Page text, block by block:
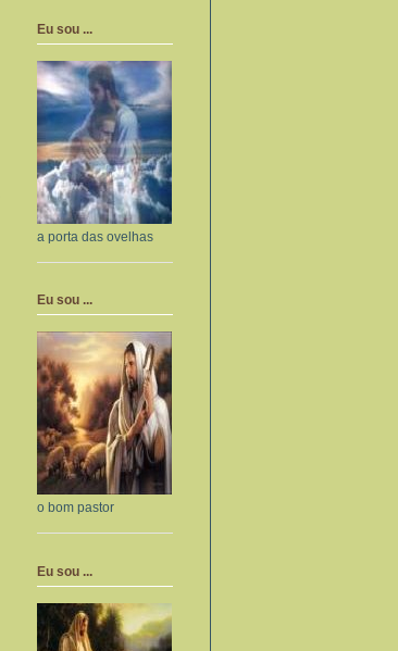
Eu sou ...
a porta das ovelhas
Eu sou ...
o bom pastor
Eu sou ...